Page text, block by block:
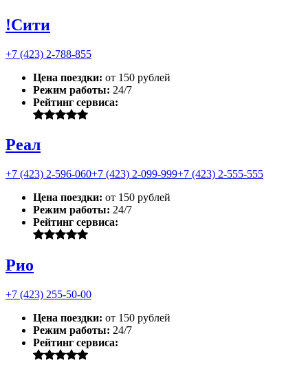
!Сити
+7 (423) 2-788-855
Цена поездки: от 150 рублей
Режим работы: 24/7
Рейтинг сервиса:
Реал
+7 (423) 2-596-060+7 (423) 2-099-999+7 (423) 2-555-555
Цена поездки: от 150 рублей
Режим работы: 24/7
Рейтинг сервиса:
Рио
+7 (423) 255-50-00
Цена поездки: от 150 рублей
Режим работы: 24/7
Рейтинг сервиса: